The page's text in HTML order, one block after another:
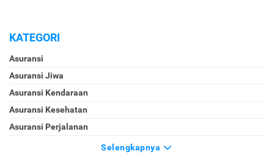
KATEGORI
Asuransi
Asuransi Jiwa
Asuransi Kendaraan
Asuransi Kesehatan
Asuransi Perjalanan
Selengkapnya